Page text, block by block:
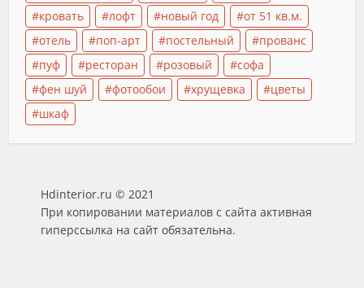
кровать
лофт новый год
от 51 кв.м.
отель
поп-арт постельный
прованс
пуф
ресторан розовый
софа
фен шуй
фотообои хрущевка
цветы
шкаф
Hdinterior.ru © 2021
При копировании материалов с сайта активная
гиперссылка на сайт обязательна.